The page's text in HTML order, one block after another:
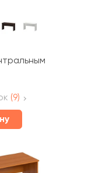
А-003.60.К
кабель
(9)